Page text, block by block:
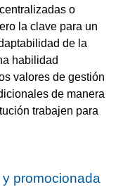
o
la clave para un
de la
habilidad
valores de gestión
de manera
trabajen para
promocionada